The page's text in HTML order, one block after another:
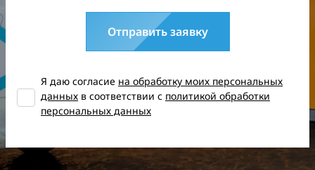
Отправить заявку
Я даю согласие на обработку моих персональных
данных в соответствии с политикой обработки
персональных данных